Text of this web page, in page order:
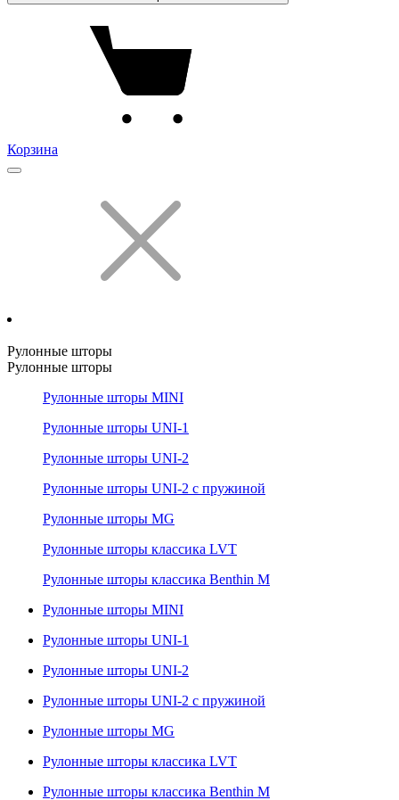
Корзина
Рулонные шторы
Рулонные шторы
Рулонные шторы MINI
Рулонные шторы UNI-1
Рулонные шторы UNI-2
Рулонные шторы UNI-2 с пружиной
Рулонные шторы MG
Рулонные шторы классика LVT
Рулонные шторы классика Benthin M
Рулонные шторы MINI
Рулонные шторы UNI-1
Рулонные шторы UNI-2
Рулонные шторы UNI-2 с пружиной
Рулонные шторы MG
Рулонные шторы классика LVT
Рулонные шторы классика Benthin M